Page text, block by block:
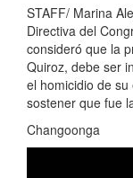
STAFF/ Marina
Directiva del
consideró que la
Quiroz, debe ser
el homicidio de
sostener que fue
Changoonga